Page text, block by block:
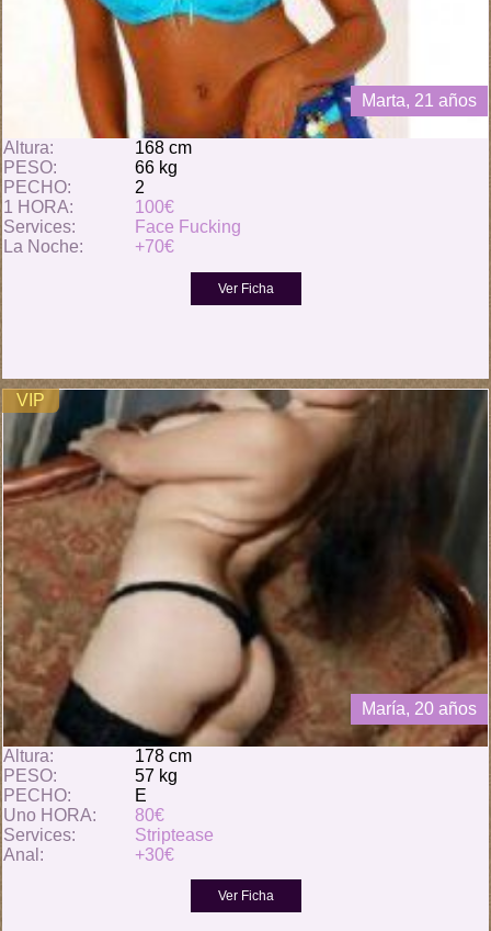
Marta, 21 años
Altura:
168 cm
PESO:
66 kg
PECHO:
2
1 HORA:
100€
Services:
Face Fucking
La Noche:
+70€
VIP
María, 20 años
Altura:
178 cm
PESO:
57 kg
PECHO:
E
Uno HORA:
80€
Services:
Striptease
Anal:
+30€